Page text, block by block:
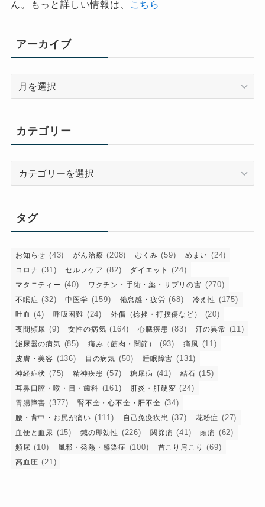
ん。もっと詳しい情報は、
こちら
アーカイブ
ブ
カテゴリー
ー
タグ
お知らせ (43) がん治療 (208) むくみ (59) めまい (24)
コロナ (31) セルフケア (82) ダイエット (24)
マタニティー (40) ワクチン・手術・薬・サプリの害 (270)
不眠症 (32) 中医学 (159) 倦怠感・疲労 (68) 冷え性 (175)
吐血 (4) 呼吸困難 (24) 外傷（捻挫・打撲傷など） (20)
夜間頻尿 (9) 女性の病気 (164) 心臓疾患 (83) 汗の異常 (11)
泌尿器の病気 (85) 痛み（筋肉・関節） (93) 痛風 (11)
皮膚・美容 (136) 目の病気 (50) 睡眠障害 (131)
神経症状 (75) 精神疾患 (57) 糖尿病 (41) 結石 (15)
耳鼻口腔・喉・目・歯科 (161) 肝炎・肝硬変 (24)
胃腸障害 (377) 腎不全・心不全・肝不全 (34)
腰・背中・お尻が痛い (111) 自己免疫疾患 (37) 花粉症 (27)
血便と血尿 (15) 鍼の即効性 (226) 関節痛 (41) 頭痛 (62)
頻尿 (10) 風邪・発熱・感染症 (100) 首こり肩こり (69)
高血圧 (21)